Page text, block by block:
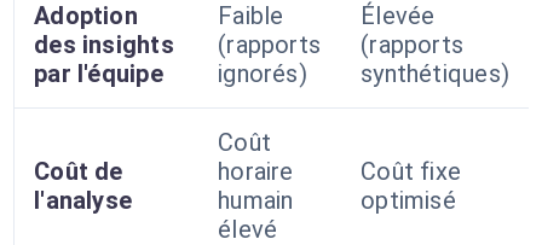
Adoption
des insights
par l'équipe
Faible
(rapports
ignorés)
Élevée
(rapports
synthétiques)
Coût de
l'analyse
Coût
horaire
humain
élevé
Coût fixe
optimisé